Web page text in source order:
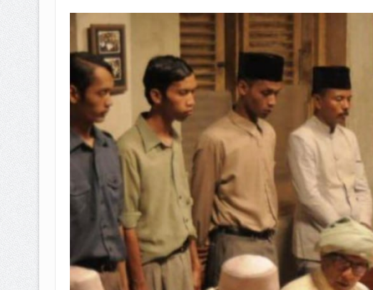
BAGAIMANA CARA MEMBAYAR ZAKAT
ISTIDLAL BATIL VS ISTIDLAL SYAR’I
HUKUM MEMBAYAR ZAKAT KEPADA